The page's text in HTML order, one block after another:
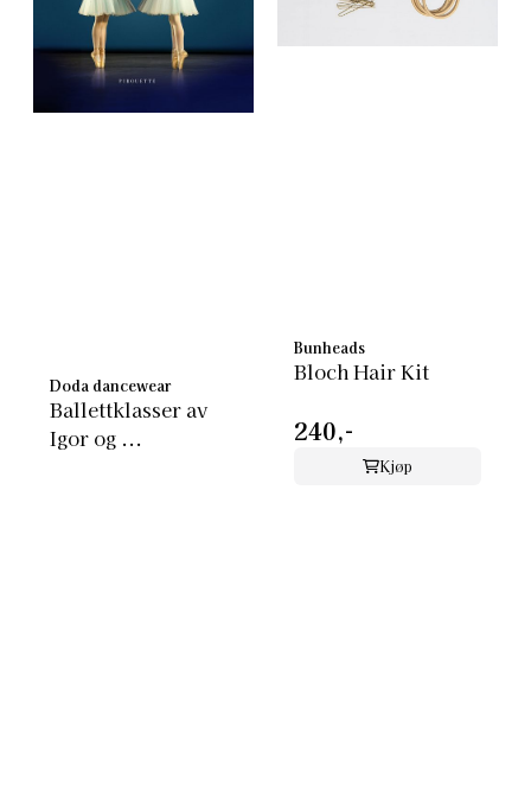
Doda dancewear
Ballettklasser av
Igor og ...
Bunheads
Bloch Hair Kit
240,-
Kjøp